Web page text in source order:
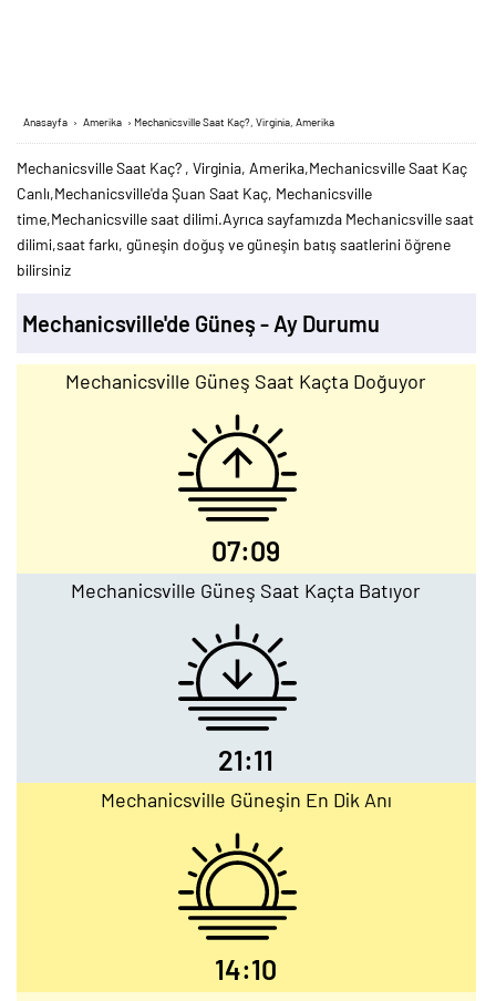
Anasayfa › Amerika › Mechanicsville Saat Kaç?, Virginia, Amerika
Mechanicsville Saat Kaç? , Virginia, Amerika,Mechanicsville Saat Kaç
Canlı,Mechanicsville'da Şuan Saat Kaç, Mechanicsville
time,Mechanicsville saat dilimi.Ayrıca sayfamızda Mechanicsville saat
dilimi,saat farkı, güneşin doğuş ve güneşin batış saatlerini öğrene
bilirsiniz
Mechanicsville'de Güneş - Ay Durumu
Mechanicsville Güneş Saat Kaçta Doğuyor
07:09
Mechanicsville Güneş Saat Kaçta Batıyor
21:11
Mechanicsville Güneşin En Dik Anı
14:10